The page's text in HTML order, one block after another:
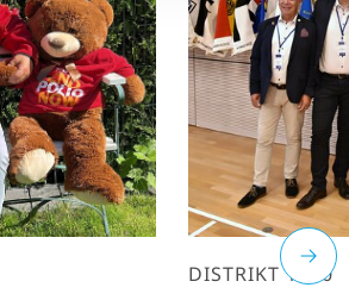
DISTRIKT 1930